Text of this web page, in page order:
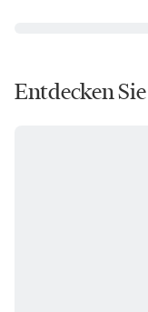
Entdecken